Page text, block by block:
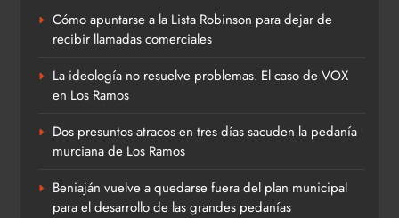
Cómo apuntarse a la Lista Robinson para dejar de
recibir llamadas comerciales
La ideología no resuelve problemas. El caso de VOX
en Los Ramos
Dos presuntos atracos en tres días sacuden la pedanía
murciana de Los Ramos
Beniaján vuelve a quedarse fuera del plan municipal
para el desarrollo de las grandes pedanías